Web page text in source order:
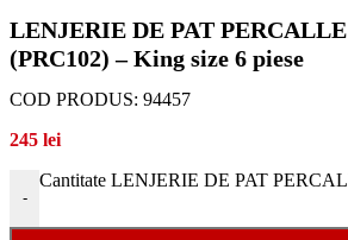
LENJERIE DE PAT
(PRC102) – King size 6 piese
COD PRODUS: 94457
245 lei
-
Cantitate LENJERIE DE PAT